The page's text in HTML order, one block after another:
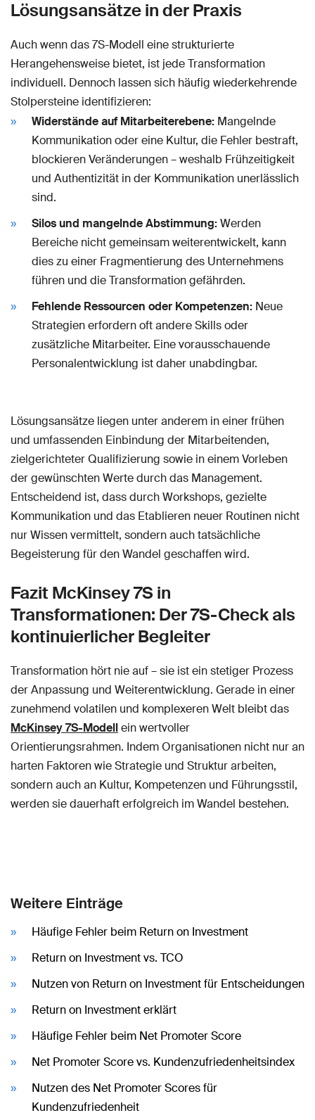
Lösungsansätze in der Praxis
Auch wenn das 7S-Modell eine strukturierte
Herangehensweise bietet, ist jede Transformation
individuell. Dennoch lassen sich häufig wiederkehrende
Stolpersteine identifizieren:
Widerstände auf Mitarbeiterebene: Mangelnde
Kommunikation oder eine Kultur, die Fehler bestraft,
blockieren Veränderungen – weshalb Frühzeitigkeit
und Authentizität in der Kommunikation unerlässlich
sind.
Silos und mangelnde Abstimmung:Werden
Bereiche nicht gemeinsam weiterentwickelt, kann
dies zu einer Fragmentierung des Unternehmens
führen und die Transformation gefährden.
Fehlende Ressourcen oder Kompetenzen: Neue
Strategien erfordern oft andere Skills oder
zusätzliche Mitarbeiter. Eine vorausschauende
Personalentwicklung ist daher unabdingbar.
Lösungsansätze liegen unter anderem in einer frühen
und umfassenden Einbindung der Mitarbeitenden,
zielgerichteter Qualifizierung sowie in einem Vorleben
der gewünschten Werte durch das Management.
Entscheidend ist, dass durch Workshops, gezielte
Kommunikation und das Etablieren neuer Routinen nicht
nur Wissen vermittelt, sondern auch tatsächliche
Begeisterung für den Wandel geschaffen wird.
Fazit McKinsey 7S in
Transformationen: Der 7S-Check als
kontinuierlicher Begleiter
Transformation hört nie auf – sie ist ein stetiger Prozess
der Anpassung und Weiterentwicklung. Gerade in einer
zunehmend volatilen und komplexeren Welt bleibt das
McKinsey 7S-Modellein wertvoller
Orientierungsrahmen. Indem Organisationen nicht nur an
harten Faktoren wie Strategie und Struktur arbeiten,
sondern auch an Kultur, Kompetenzen und Führungsstil,
werden sie dauerhaft erfolgreich im Wandel bestehen.
Weitere Einträge
Häufige Fehler beim Return on Investment
Return on Investment vs. TCO
Nutzen von Return on Investment für Entscheidungen
Return on Investment erklärt
Häufige Fehler beim Net Promoter Score
Net Promoter Score vs. Kundenzufriedenheitsindex
Nutzen des Net Promoter Scores für
Kundenzufriedenheit